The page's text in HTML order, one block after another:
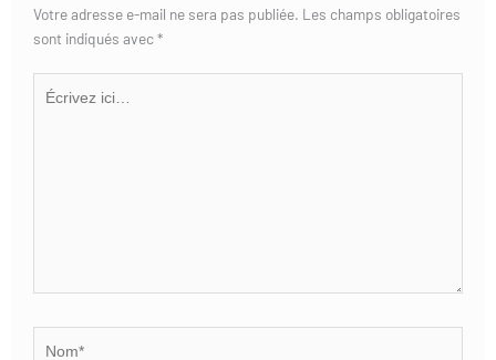
Votre adresse e-mail ne sera pas publiée. Les champs obligatoires
sont indiqués avec*
ici…